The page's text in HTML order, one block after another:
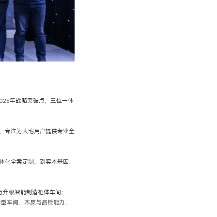
年战略突破点，三位一体
专注为大宅用户提供专业全
全案定制，到实木基因、
级智能制造柜体车间；
车间、木皮与品检能力，